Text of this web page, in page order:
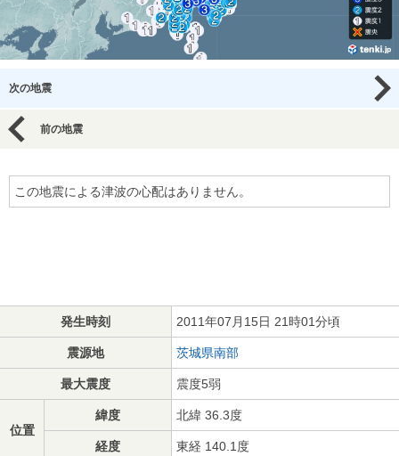
次の地震
前の地震
この地震による津波の心配はありません。
発生時刻 2011年07月15日 21時01分頃
震源地 茨城県南部
最大震度 震度5弱
位置
緯度 北緯 36.3度
経度 東経 140.1度